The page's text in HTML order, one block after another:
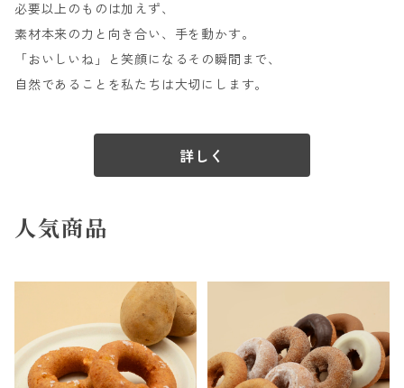
必要以上のものは加えず、
素材本来の力と向き合い、手を動かす。
「おいしいね」と笑顔になるその瞬間まで、
自然であることを私たちは大切にします。
詳しく
人気商品